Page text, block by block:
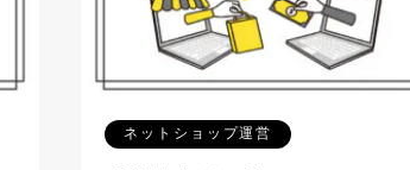
ネットショップ運営